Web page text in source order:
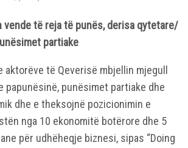
vende të reja të punës, derisa qytetare/
partiake
aktorëve të Qeverisë mbjellin mjegull
papunësinë, punësimet partiake dhe
dhe e theksojnë pozicionimin e
nga 10 ekonomitë botërore dhe 5
për udhëheqje biznesi, sipas “Doing